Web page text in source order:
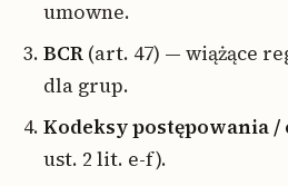
umowne.
BCR (art. 47) — wiążące
dla grup.
Kodeksy postępowania
ust. 2 lit. e-f).